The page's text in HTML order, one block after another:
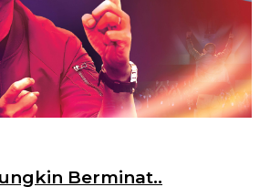
Berminat..